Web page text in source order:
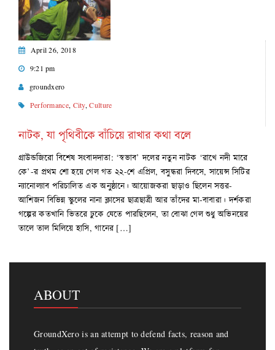
April 26, 2018
9:21 pm
groundxero
Performance, City,Culture
নাটক, যা পৃথিবীকে বাঁচিয়ে রাখার কথা বলে
গ্রাউন্ডজিরো বিশেষ সংবাদদাতা: ‘স্বভাব’ দলের নতুন নাটক ‘রাখে নদী মারে
কে’-র প্রথম শো হয়ে গেল গত ২২-শে এপ্রিল, বসুন্ধরা দিবসে, সায়েন্স সিটির
ন্যানোল্যাব পরিচালিত এক অনুষ্ঠানে। আয়োজকরা ছাড়াও ছিলেন সত্তর-
আশিজন বিভিন্ন স্কুলের নানা ক্লাসের ছাত্রছাত্রী আর তাঁদের মা-বাবারা। দর্শকরা
গল্পের কতখানি ভিতরে ঢুকে যেতে পারছিলেন, তা বোঝা গেল শুধু অভিনয়ের
তালে তাল মিলিয়ে হাসি, গানের […]
ABOUT
GroundXero is an attempt to defend facts, reason and